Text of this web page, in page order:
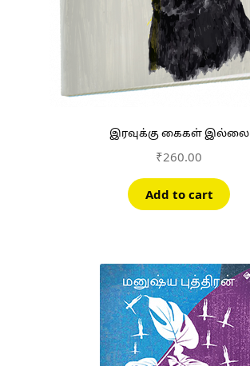
இரவுக்கு கைகள் இல்லை
₹260.00
Add to cart